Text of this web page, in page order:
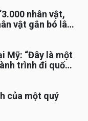
nhân vật,
vật gắn bó lâu
Mỹ: “Đây là một
trình đi quốc
của một quý